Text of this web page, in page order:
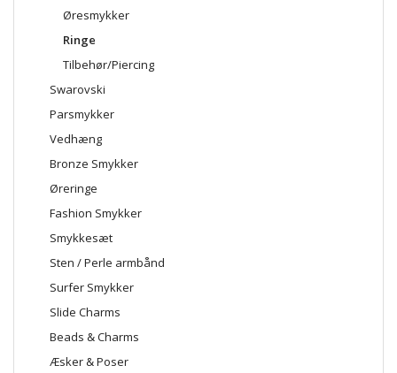
Øresmykker
Ringe
Tilbehør/Piercing
Swarovski
Parsmykker
Vedhæng
Bronze Smykker
Øreringe
Fashion Smykker
Smykkesæt
Sten / Perle armbånd
Surfer Smykker
Slide Charms
Beads & Charms
Æsker & Poser